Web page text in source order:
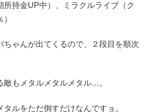
所持金UP中）、ミラクルライブ（ク
ちゃんが出てくるので、２段目を順次
敵もメタルメタルメタル…。
タルをただ倒すだけなんですョ。